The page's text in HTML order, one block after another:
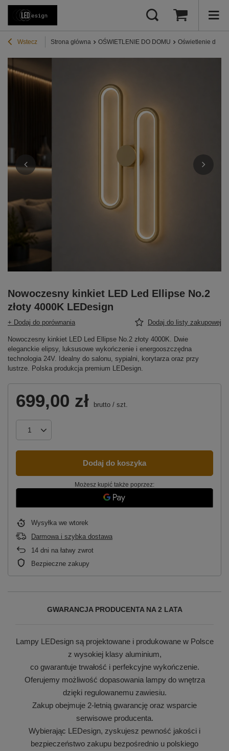
Wstecz Strona główna OŚWIETLENIE DO DOMU Oświetlenie do
Nowoczesny kinkiet LED Led Ellipse No.2
złoty 4000K LEDesign
+ Dodaj do porównania Dodaj do listy zakupowej
Nowoczesny kinkiet LED Led Ellipse No.2 złoty 4000K. Dwie
eleganckie elipsy, luksusowe wykończenie i energooszczędna
technologia 24V. Idealny do salonu, sypialni, korytarza oraz przy
lustrze. Polska produkcja premium LEDesign.
699,00 zł brutto / szt.
Dodaj do koszyka
Możesz kupić także poprzez:
Wysyłka we wtorek
Darmowa i szybka dostawa
14 dni na łatwy zwrot
Bezpieczne zakupy
GWARANCJA PRODUCENTA NA 2 LATA
Lampy LEDesign są projektowane i produkowane w Polsce
z wysokiej klasy aluminium,
co gwarantuje trwałość i perfekcyjne wykończenie.
Oferujemy możliwość dopasowania lampy do wnętrza
dzięki regulowanemu zawiesiu.
Zakup obejmuje 2-letnią gwarancję oraz wsparcie
serwisowe producenta.
Wybierając LEDesign, zyskujesz pewność jakości i
bezpieczeństwo zakupu bezpośrednio u polskiego